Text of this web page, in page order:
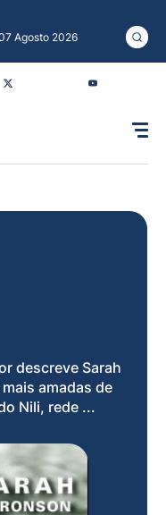
Agosto 2026
descreve Sarah
amadas de
Nili, rede ...